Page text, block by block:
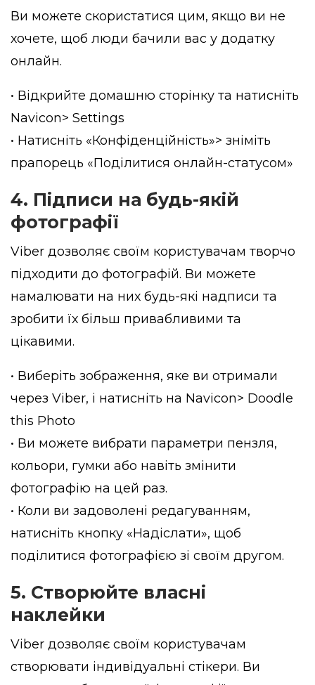
Ви можете скористатися цим, якщо ви не
хочете, щоб люди бачили вас у додатку
онлайн.
• Відкрийте домашню сторінку та натисніть
Navicon> Settings
• Натисніть «Конфіденційність»> зніміть
прапорець «Поділитися онлайн-статусом»
4. Підписи на будь-якій
фотографії
Viber дозволяє своїм користувачам творчо
підходити до фотографій. Ви можете
намалювати на них будь-які надписи та
зробити їх більш привабливими та
цікавими.
• Виберіть зображення, яке ви отримали
через Viber, і натисніть на Navicon> Doodle
this Photo
• Ви можете вибрати параметри пензля,
кольори, гумки або навіть змінити
фотографію на цей раз.
• Коли ви задоволені редагуванням,
натисніть кнопку «Надіслати», щоб
поділитися фотографією зі своїм другом.
5. Створюйте власні
наклейки
Viber дозволяє своїм користувачам
створювати індивідуальні стікери. Ви